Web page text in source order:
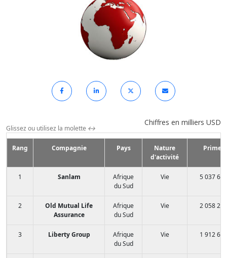
Chiffres en milliers USD
Glissez ou utilisez la molette ↔
Rang Compagnie Pays
Nature
d'activité
Primes
1 Sanlam
Afrique
du Sud
Vie 5 037 658
2
Old Mutual Life
Assurance
Afrique
du Sud
Vie 2 058 271
3 Liberty Group
Afrique
du Sud
Vie 1 912 627